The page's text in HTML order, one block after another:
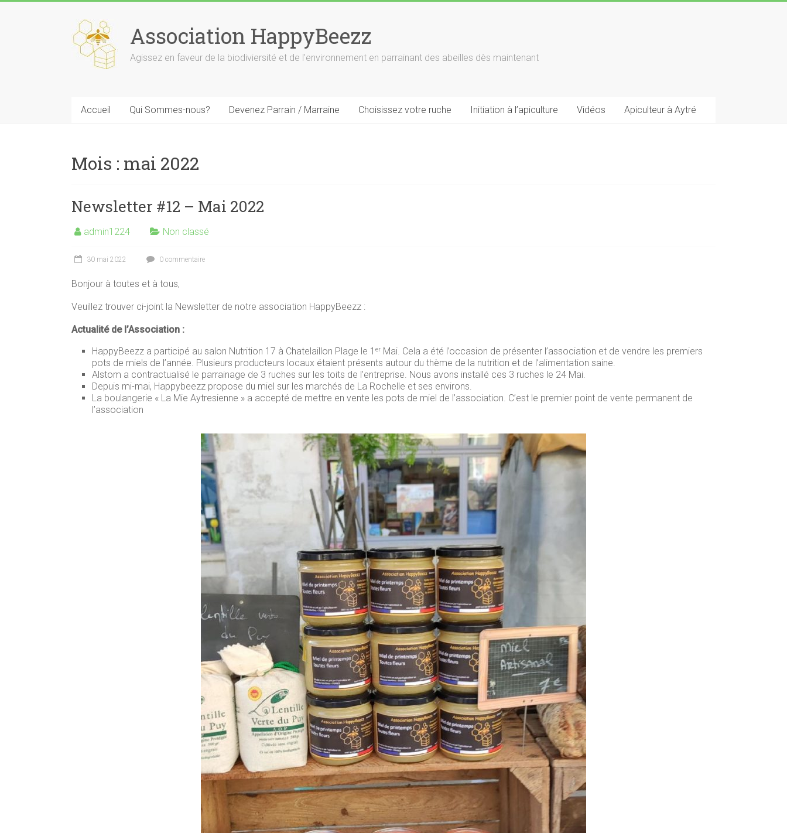
Association HappyBeezz
Agissez en faveur de la biodiviersité et de l'environnement en parrainant des abeilles dès maintenant
Accueil Qui Sommes-nous? Devenez Parrain / Marraine Choisissez votre ruche Initiation à l’apiculture Vidéos Apiculteur à Aytré
Mois : mai 2022
Newsletter #12 – Mai 2022
admin1224 Non classé
30 mai 2022 0 commentaire
Bonjour à toutes et à tous,
Veuillez trouver ci-joint la Newsletter de notre association HappyBeezz :
Actualité de l’Association :
HappyBeezz a participé au salon Nutrition 17 à Chatelaillon Plage le 1 er Mai. Cela a été l’occasion de présenter l’association et de vendre les premiers
pots de miels de l’année. Plusieurs producteurs locaux étaient présents autour du thème de la nutrition et de l’alimentation saine.
Alstom a contractualisé le parrainage de 3 ruches sur les toits de l’entreprise. Nous avons installé ces 3 ruches le 24 Mai.
Depuis mi-mai, Happybeezz propose du miel sur les marchés de La Rochelle et ses environs.
La boulangerie « La Mie Aytresienne » a accepté de mettre en vente les pots de miel de l’association. C’est le premier point de vente permanent de
l’association